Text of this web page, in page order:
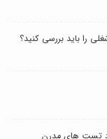
تست های مدرن